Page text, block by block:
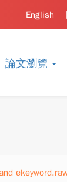
論文瀏覽
English